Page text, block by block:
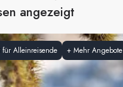
angezeigt
Alleinreisende + Mehr Angebote